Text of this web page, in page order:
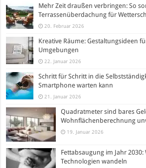
Mehr Zeit draußen verbringen: So
Terrassenüberdachung für
20. Februar 2026
Kreative Räume: Gestaltungsideen
Umgebungen
22. Januar 2026
Schritt für Schritt in die
Smartphone warten kann
21. Januar 2026
Quadratmeter sind bares
Wohnflächenberechnung
19. Januar 2026
Fettabsaugung im Jahr
Technologien wandeln